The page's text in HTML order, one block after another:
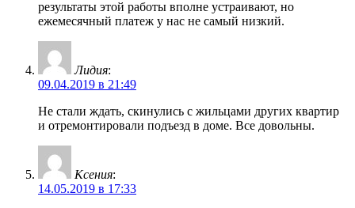
результаты этой работы вполне устраивают, но
ежемесячный платеж у нас не самый низкий.
Лидия:
09.04.2019 в 21:49
Не стали ждать, скинулись с жильцами других квартир
и отремонтировали подъезд в доме. Все довольны.
Ксения:
14.05.2019 в 17:33